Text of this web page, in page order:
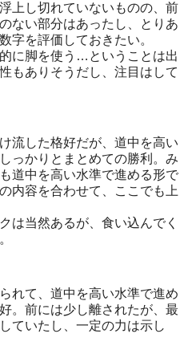
上し切れていないものの、前
ない部分はあったし、とりあ
字を評価しておきたい。
に脚を使う…ということは出
もありそうだし、注目はして
流した格好だが、道中を高い
っかりとまとめての勝利。み
道中を高い水準で進める形で
内容を合わせて、ここでも上
は当然あるが、食い込んでく
れて、道中を高い水準で進め
。前には少し離されたが、最
ていたし、一定の力は示し